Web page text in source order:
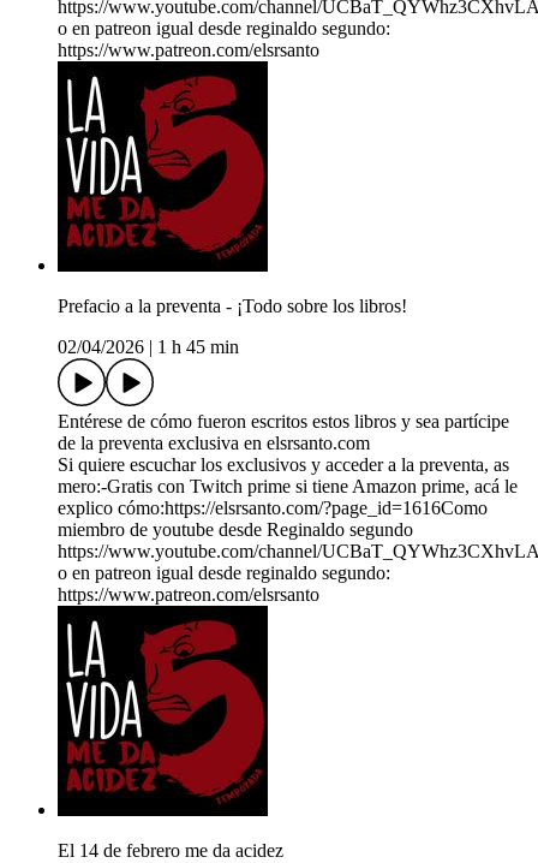
⁠⁠https://www.youtube.com/channel/
⁠⁠o en patreon igual desde reginaldo segundo:
⁠⁠https://www.patreon.com/elsrsanto⁠⁠
Prefacio a la preventa - ¡Todo sobre los libros!
02/04/2026
1 h 45 min
Entérese de cómo fueron escritos estos libros y sea partícipe
de la preventa exclusiva en elsrsanto.com
Si quiere escuchar los exclusivos y acceder a la preventa, as
mero:-Gratis con Twitch prime si tiene Amazon prime, acá le
explico cómo:https://elsrsanto.com/?page_id=1616Como
miembro de youtube desde Reginaldo segundo
https://www.youtube.com/channel/
o en patreon igual desde reginaldo segundo:
https://www.patreon.com/elsrsanto
El 14 de febrero me da acidez